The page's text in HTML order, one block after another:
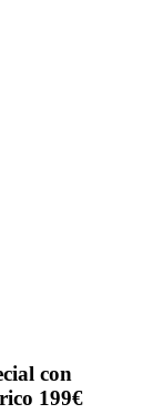
con
199€